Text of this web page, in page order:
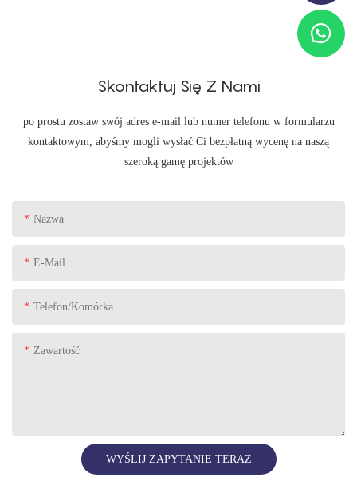
Skontaktuj Się Z Nami
po prostu zostaw swój adres e-mail lub numer telefonu w formularzu
kontaktowym, abyśmy mogli wysłać Ci bezpłatną wycenę na naszą
szeroką gamę projektów
Nazwa
E-Mail
Telefon/komórka
Zawartość
WYŚLIJ ZAPYTANIE TERAZ